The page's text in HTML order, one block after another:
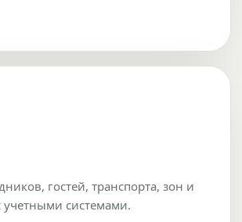
гостей, транспорта, зон и
учетными системами.